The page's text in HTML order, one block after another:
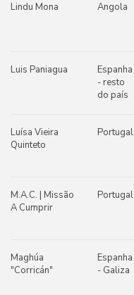
Lindu Mona Angola
Luis Paniagua
Espanha
- resto
do país
Luísa Vieira
Quinteto
Portugal
M.A.C. | Missão
A Cumprir
Portugal
Maghúa
"Corricán"
Espanha
- Galiza